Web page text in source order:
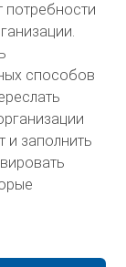
потребности
способов
и заполнить